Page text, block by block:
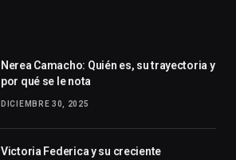
Nerea Camacho: Quién es, su trayectoria y
por qué se le nota
DICIEMBRE 30, 2025
Victoria Federica y su creciente